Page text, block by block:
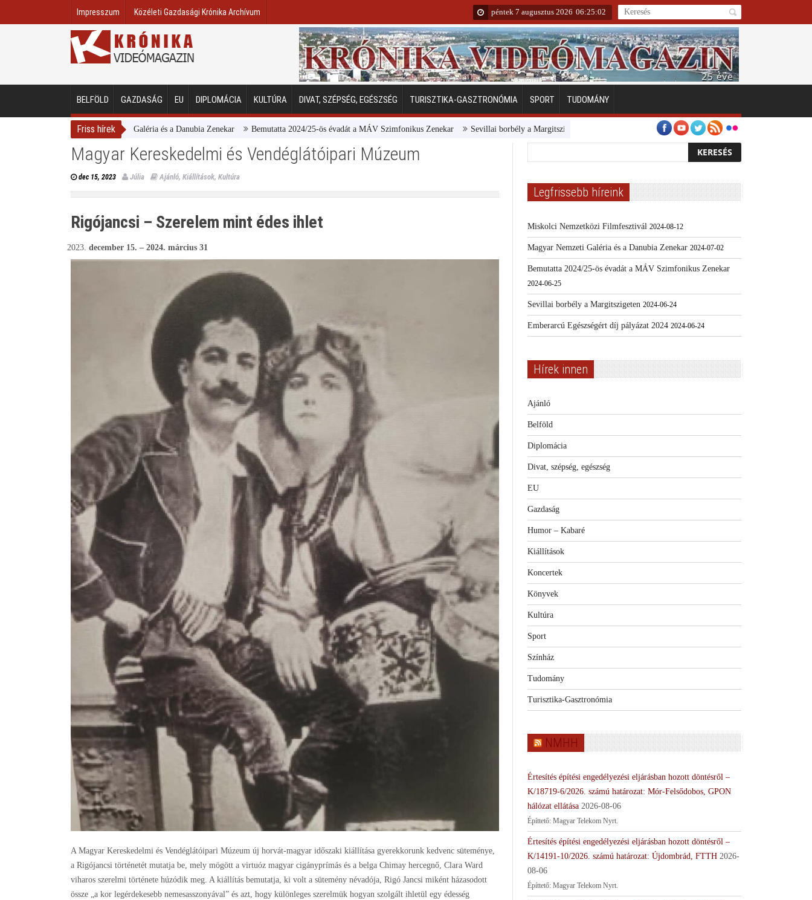
Impresszum Közéleti Gazdasági Krónika Archívum péntek 7 augusztus 2026 06:25:04
BELFÖLD GAZDASÁG EU DIPLOMÁCIA KULTÚRA DIVAT, SZÉPSÉG, EGÉSZSÉG TURISZTIKA-GASZTRONÓMIA SPORT TUDOMÁNY
Friss hírek
Magyar Nemzeti Galéria és a Danubia Zenekar Bemutatta 2024/25-ös évadát a MÁV Szimfonikus Zenekar Sevillai borbély a Margitszigeten Emberarcú Egészségért díj pályázat 2024 Kertész/Kópiák
Magyar Kereskedelmi és Vendéglátóipari Múzeum
dec 15, 2023 Júlia Ajánló, Kiállítások, Kultúra
Rigójancsi – Szerelem mint édes ihlet
december 15. – 2024. március 31
A Magyar Kereskedelmi és Vendéglátóipari Múzeum új horvát-magyar időszaki kiállítása gyerekkorunk kedvenc süteménye,
a Rigójancsi történetét mutatja be, mely mögött a virtuóz magyar cigányprímás és a belga Chimay hercegnő, Clara Ward
viharos szerelmi története húzódik meg. A kiállítás bemutatja, ki volt a sütemény névadója, Rigó Jancsi miként házasodott
össze „a kor legérdekesebb nemesasszonyával” és azt, hogy különleges szerelmük hogyan szolgált ihletül egy édesség
Legfrissebb híreink
Miskolci Nemzetközi Filmfesztivál 2024-08-12
Magyar Nemzeti Galéria és a Danubia Zenekar 2024-07-02
Bemutatta 2024/25-ös évadát a MÁV Szimfonikus Zenekar
2024-06-25
Sevillai borbély a Margitszigeten 2024-06-24
Emberarcú Egészségért díj pályázat 2024 2024-06-24
Hírek innen
Ajánló
Belföld
Diplomácia
Divat, szépség, egészség
EU
Gazdaság
Humor – Kabaré
Kiállítások
Koncertek
Könyvek
Kultúra
Sport
Színház
Tudomány
Turisztika-Gasztronómia
NMHH
Értesítés építési engedélyezési eljárásban hozott döntésről –
K/18719-6/2026. számú határozat: Mór-Felsődobos, GPON
hálózat ellátása 2026-08-06
Építtető: Magyar Telekom Nyrt.
Értesítés építési engedélyezési eljárásban hozott döntésről –
K/14191-10/2026. számú határozat: Újdombrád, FTTH 2026-
08-06
Építtető: Magyar Telekom Nyrt.